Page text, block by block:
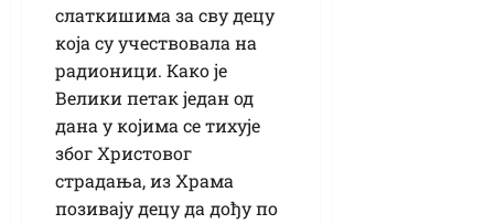
слаткишима за сву децу
која су учествовала на
радионици. Како је
Велики петак један од
дана у којима се тихује
због Христовог
страдања, из Храма
позивају децу да дођу по